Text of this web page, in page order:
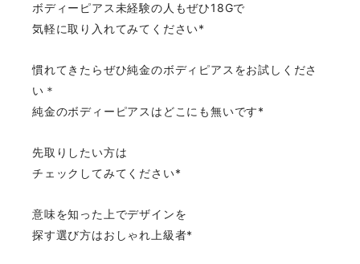
ボディーピアス未経験の人もぜひ18Gで
気軽に取り入れてみてください*
慣れてきたらぜひ純金のボディピアスをお試しくださ
い＊
純金のボディーピアスはどこにも無いです*
先取りしたい方は
チェックしてみてください*
意味を知った上でデザインを
探す選び方はおしゃれ上級者*